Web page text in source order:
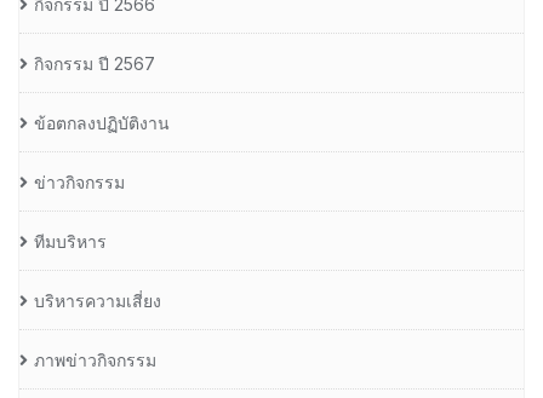
กิจกรรม ปี 2566
กิจกรรม ปี 2567
ข้อตกลงปฏิบัติงาน
ข่าวกิจกรรม
ทีมบริหาร
บริหารความเสี่ยง
ภาพข่าวกิจกรรม